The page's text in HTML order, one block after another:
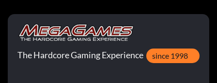
The Hardcore Gaming Experience since 1998